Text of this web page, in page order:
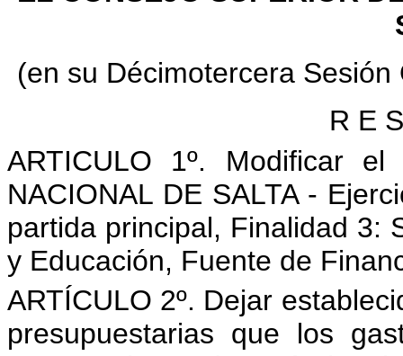
(en su Décimotercera
R E
ARTICULO 1º. Modificar
NACIONAL DE SALTA -
partida principal, Finalidad 3:
y Educación, Fuente de
ARTÍCULO 2º. Dejar
presupuestarias que los